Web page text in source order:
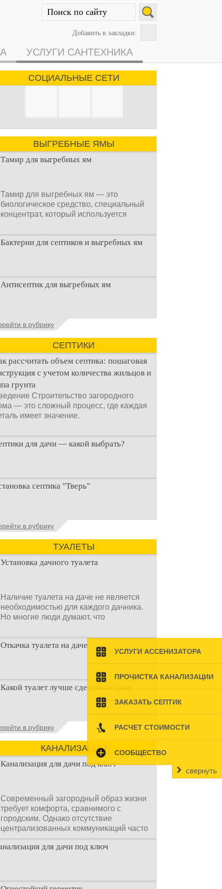
УСЛУГИ АССЕНИЗАТОРА
ПРОЧИСТКА КАНАЛИЗАЦИИ
ЗАКАЗАТЬ СЕПТИК
РАСЧЕТ СТОИМОСТИ
СООБЩЕСТВО
свернуть
Добавить в закладки:
УСЛУГИ САНТЕХНИКА
СОЦИАЛЬНЫЕ СЕТИ
ВЫГРЕБНЫЕ ЯМЫ
Тамир для выгребных ям
Тамир для выгребных ям — это
биологическое средство, специальный
концентрат, который используется
Бактерии для септиков и выгребных ям
Очистка канализационного стока или
выгребной ямой всегда являлась не
Антисептик для выгребных ям
Общие сведения об антисептиках
Антисептик для выгребных ям – это
специальные препараты, которые
в рубрику
СЕПТИКИ
рассчитать объем септика: пошаговая
с учетом количества жильцов и
грунта
Строительство загородного
— это сложный процесс, где каждая
имеет значение.
для дачи — какой выбрать?
строительстве дачи одной из
задач становится
септика "Тверь"
септика Тверь - важнейший
утилизации сточных вод в частных
и на загородных
в рубрику
ТУАЛЕТЫ
Установка дачного туалета
Наличие туалета на даче не является
необходимостью для каждого дачника.
Но многие люди думают, что
Откачка туалета на даче
Туалет на даче – это первая постройка,
которая изначально строится на дачном
Какой туалет лучше сделать на даче
Когда люди долгое время прибывают на
дачном участке, то им приходится
подстраивать все условия
в рубрику
КАНАЛИЗАЦИЯ
Канализация для дачи под ключ
Современный загородный образ жизни
требует комфорта, сравнимого с
городским. Однако отсутствие
централизованных коммуникаций часто
становится главным препятствием.
Многие владельцы ошибочно полагают,
для дачи под ключ